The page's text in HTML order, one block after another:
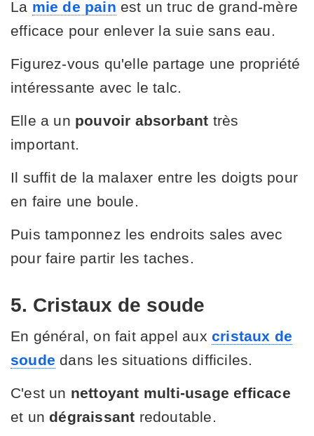
La mie de pain est un truc de grand-mère
efficace pour enlever la suie sans eau.
Figurez-vous qu'elle partage une propriété
intéressante avec le talc.
Elle a un pouvoir absorbant très
important.
Il suffit de la malaxer entre les doigts pour
en faire une boule.
Puis tamponnez les endroits sales avec
pour faire partir les taches.
5. Cristaux de soude
En général, on fait appel aux cristaux de
soude dans les situations difficiles.
C'est un nettoyant multi-usage efficace
et undégraissant redoutable.